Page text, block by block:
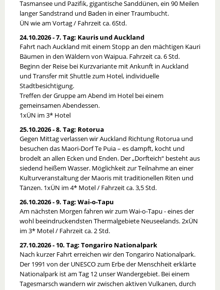
Tasmansee und Pazifik, gigantische Sanddünen, ein 90 Meilen
langer Sandstrand und Baden in einer Traumbucht.
ÜN wie am Vortag / Fahrzeit ca. 6Std.
24.10.2026 - 7. Tag: Kauris und Auckland
Fahrt nach Auckland mit einem Stopp an den mächtigen Kauri
Bäumen in den Wäldern von Waipua. Fahrzeit ca. 6 Std.
Beginn der Reise bei Kurzvariante mit Ankunft in Auckland
und Transfer mit Shuttle zum Hotel, individuelle
Stadtbesichtigung.
Treffen der Gruppe am Abend im Hotel bei einem
gemeinsamen Abendessen.
1xÜN im 3* Hotel
25.10.2026 - 8. Tag: Rotorua
Gegen Mittag verlassen wir Auckland Richtung Rotorua und
besuchen das Maori-Dorf Te Puia – es dampft, kocht und
brodelt an allen Ecken und Enden. Der „Dorfteich“ besteht aus
siedend heißem Wasser. Möglichkeit zur Teilnahme an einer
Kulturveranstaltung der Maoris mit traditionellen Riten und
Tänzen. 1xÜN im 4* Motel / Fahrzeit ca. 3,5 Std.
26.10.2026 - 9. Tag: Wai-o-Tapu
Am nächsten Morgen fahren wir zum Wai-o-Tapu - eines der
wohl beeindruckendsten Thermalgebiete Neuseelands. 2xÜN
im 3* Motel / Fahrzeit ca. 2 Std.
27.10.2026 - 10. Tag: Tongariro Nationalpark
Nach kurzer Fahrt erreichen wir den Tongariro Nationalpark.
Der 1991 von der UNESCO zum Erbe der Menschheit erklärte
Nationalpark ist am Tag 12 unser Wandergebiet. Bei einem
Tagesmarsch wandern wir zwischen aktiven Vulkanen, durch